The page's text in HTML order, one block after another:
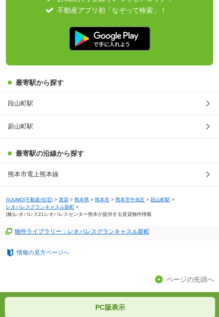
不動産アプリ初「なぞって検索」！
最寄駅から探す
段山町駅
蔚山町駅
最寄駅の沿線から探す
熊本市電上熊本線
SUUMO[不動産/住宅] > 賃貸 > 熊本県 > 熊本市 > 熊本市中央区 > 段山町駅 >
レオパレスグランキャスル新町 >
(株)レオパレス21レオパレスセンター熊本が提供する賃貸物件情報
物件ライブラリー：レオパレスグランキャスル新町
情報の見方ページへ
ページの先頭へ
PC版表示